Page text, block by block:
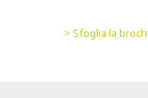
> Sfoglia la